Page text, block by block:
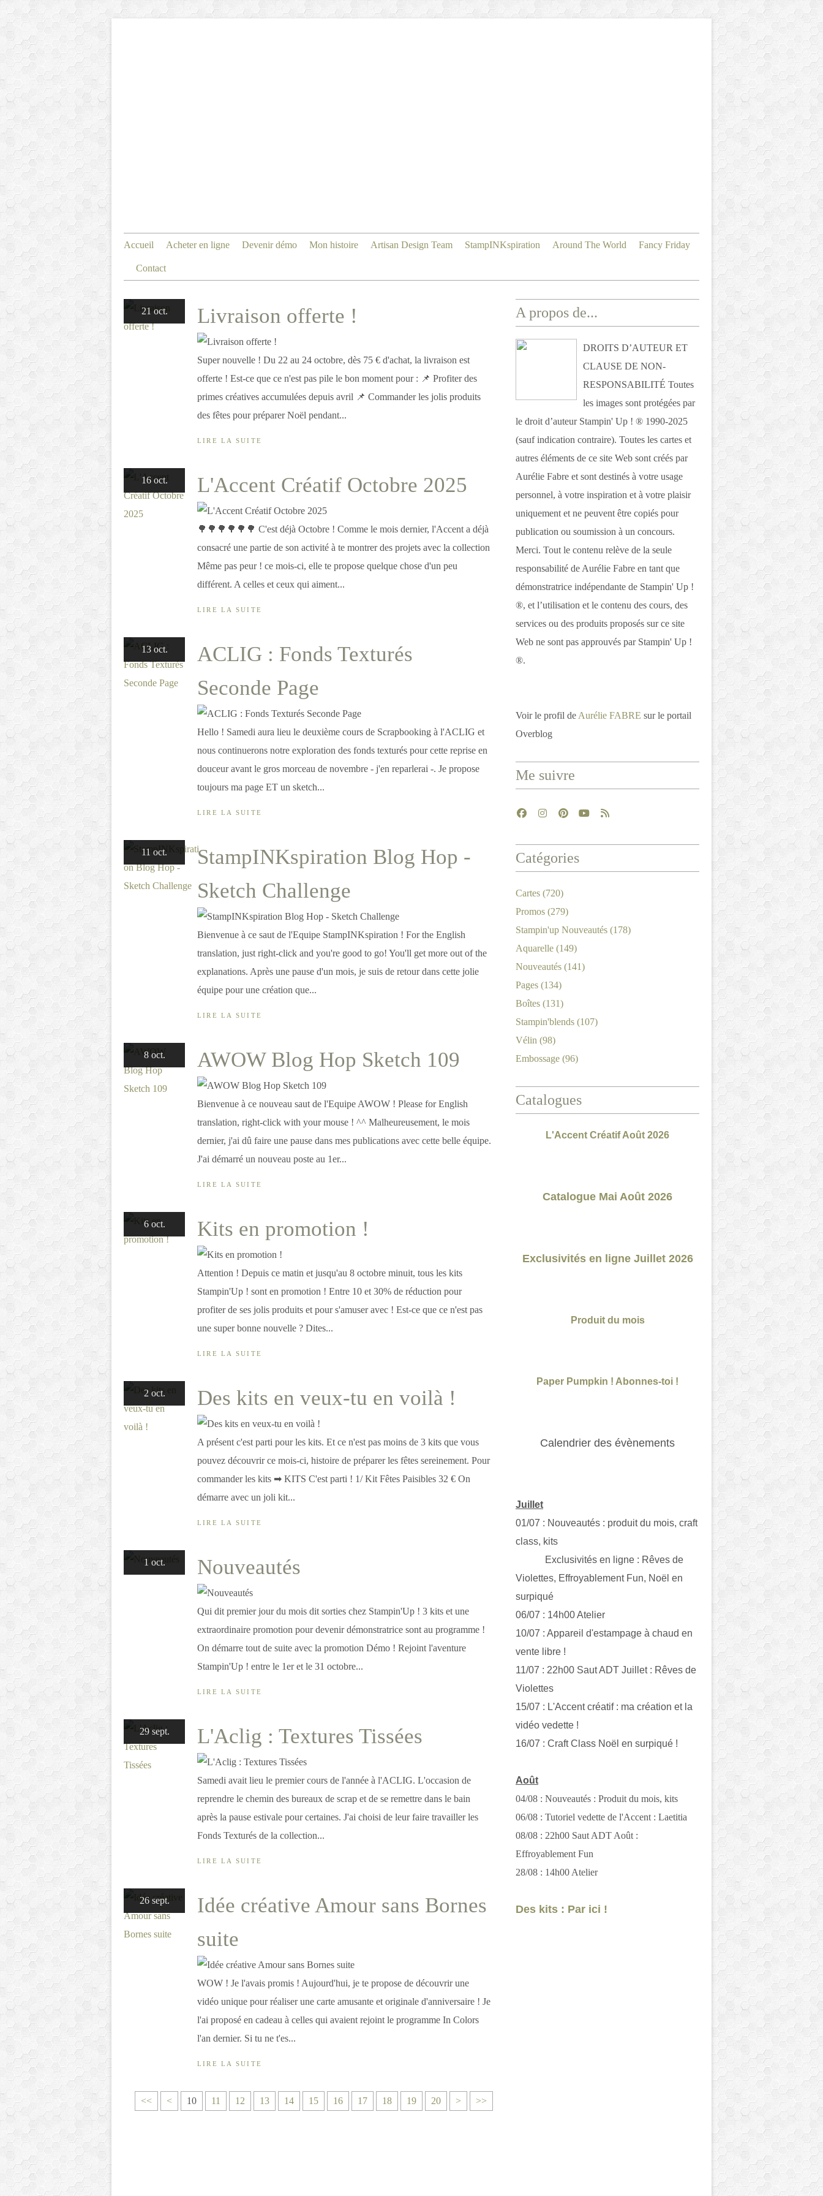
Accueil Acheter en ligne Devenir démo Mon histoire Artisan Design Team StampINKspiration Around The World Fancy Friday
Contact
21 oct. Livraison offerte !
Super nouvelle ! Du 22 au 24 octobre, dès 75 € d'achat, la livraison est
offerte ! Est-ce que ce n'est pas pile le bon moment pour : 📌 Profiter des
primes créatives accumulées depuis avril 📌 Commander les jolis produits
des fêtes pour préparer Noël pendant...
LIRE LA SUITE
16 oct. L'Accent Créatif Octobre 2025
🌳🌳🌳🌳🌳🌳 C'est déjà Octobre ! Comme le mois dernier, l'Accent a déjà
consacré une partie de son activité à te montrer des projets avec la collection
Même pas peur ! ce mois-ci, elle te propose quelque chose d'un peu
différent. A celles et ceux qui aiment...
LIRE LA SUITE
13 oct.
ACLIG : Fonds Texturés
Seconde Page
Hello ! Samedi aura lieu le deuxième cours de Scrapbooking à l'ACLIG et
nous continuerons notre exploration des fonds texturés pour cette reprise en
douceur avant le gros morceau de novembre - j'en reparlerai -. Je propose
toujours ma page ET un sketch...
LIRE LA SUITE
11 oct.
StampINKspiration Blog Hop -
Sketch Challenge
Bienvenue à ce saut de l'Equipe StampINKspiration ! For the English
translation, just right-click and you're good to go! You'll get more out of the
explanations. Après une pause d'un mois, je suis de retour dans cette jolie
équipe pour une création que...
LIRE LA SUITE
8 oct. AWOW Blog Hop Sketch 109
Bienvenue à ce nouveau saut de l'Equipe AWOW ! Please for English
translation, right-click with your mouse ! ^^ Malheureusement, le mois
dernier, j'ai dû faire une pause dans mes publications avec cette belle équipe.
J'ai démarré un nouveau poste au 1er...
LIRE LA SUITE
6 oct. Kits en promotion !
Attention ! Depuis ce matin et jusqu'au 8 octobre minuit, tous les kits
Stampin'Up ! sont en promotion ! Entre 10 et 30% de réduction pour
profiter de ses jolis produits et pour s'amuser avec ! Est-ce que ce n'est pas
une super bonne nouvelle ? Dites...
LIRE LA SUITE
2 oct. Des kits en veux-tu en voilà !
A présent c'est parti pour les kits. Et ce n'est pas moins de 3 kits que vous
pouvez découvrir ce mois-ci, histoire de préparer les fêtes sereinement. Pour
commander les kits ➡ KITS C'est parti ! 1/ Kit Fêtes Paisibles 32 € On
démarre avec un joli kit...
LIRE LA SUITE
1 oct. Nouveautés
Qui dit premier jour du mois dit sorties chez Stampin'Up ! 3 kits et une
extraordinaire promotion pour devenir démonstratrice sont au programme !
On démarre tout de suite avec la promotion Démo ! Rejoint l'aventure
Stampin'Up ! entre le 1er et le 31 octobre...
LIRE LA SUITE
29 sept. L'Aclig : Textures Tissées
Samedi avait lieu le premier cours de l'année à l'ACLIG. L'occasion de
reprendre le chemin des bureaux de scrap et de se remettre dans le bain
après la pause estivale pour certaines. J'ai choisi de leur faire travailler les
Fonds Texturés de la collection...
LIRE LA SUITE
26 sept.
Idée créative Amour sans Bornes
suite
WOW ! Je l'avais promis ! Aujourd'hui, je te propose de découvrir une
vidéo unique pour réaliser une carte amusante et originale d'anniversaire ! Je
l'ai proposé en cadeau à celles qui avaient rejoint le programme In Colors
l'an dernier. Si tu ne t'es...
LIRE LA SUITE
<< < 10 11 12 13 14 15 16 17 18 19 20
3
4
5
6
7
8
9
1
2
> >>
A propos de...
DROITS D’AUTEUR ET
CLAUSE DE NON-
RESPONSABILITÉ Toutes
les images sont protégées par
le droit d’auteur Stampin' Up ! ® 1990-2025
(sauf indication contraire). Toutes les cartes et
autres éléments de ce site Web sont créés par
Aurélie Fabre et sont destinés à votre usage
personnel, à votre inspiration et à votre plaisir
uniquement et ne peuvent être copiés pour
publication ou soumission à un concours.
Merci. Tout le contenu relève de la seule
responsabilité de Aurélie Fabre en tant que
démonstratrice indépendante de Stampin' Up !
®, et l’utilisation et le contenu des cours, des
services ou des produits proposés sur ce site
Web ne sont pas approuvés par Stampin' Up !
®.
Voir le profil de Aurélie FABRE sur le portail
Overblog
Me suivre
Catégories
Cartes (720)
Promos (279)
Stampin'up Nouveautés (178)
Aquarelle (149)
Nouveautés (141)
Pages (134)
Boîtes (131)
Stampin'blends (107)
Vélin (98)
Embossage (96)
Catalogues
L'Accent Créatif Août 2026
Catalogue Mai Août 2026
Exclusivités en ligne Juillet 2026
Produit du mois
Paper Pumpkin ! Abonnes-toi !
Calendrier des évènements
Juillet
01/07 : Nouveautés : produit du mois, craft
class, kits
Exclusivités en ligne : Rêves de
Violettes, Effroyablement Fun, Noël en
surpiqué
06/07 : 14h00 Atelier
10/07 : Appareil d'estampage à chaud en
vente libre !
11/07 : 22h00 Saut ADT Juillet : Rêves de
Violettes
15/07 : L'Accent créatif : ma création et la
vidéo vedette !
16/07 : Craft Class Noël en surpiqué !
Août
04/08 : Nouveautés : Produit du mois, kits
06/08 : Tutoriel vedette de l'Accent : Laetitia
08/08 : 22h00 Saut ADT Août :
Effroyablement Fun
28/08 : 14h00 Atelier
Des kits : Par ici !